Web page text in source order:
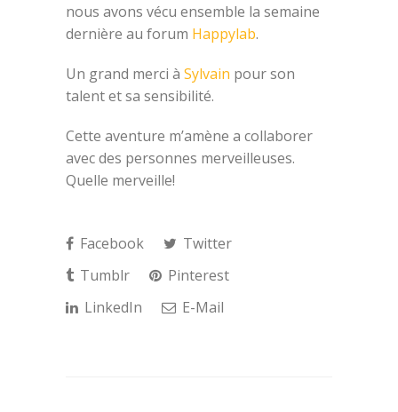
nous avons vécu ensemble la semaine
dernière au forum Happylab.
Un grand merci à Sylvain pour son
talent et sa sensibilité.
Cette aventure m’amène a collaborer
avec des personnes merveilleuses.
Quelle merveille!
Facebook
Twitter
Tumblr
Pinterest
LinkedIn
E-Mail